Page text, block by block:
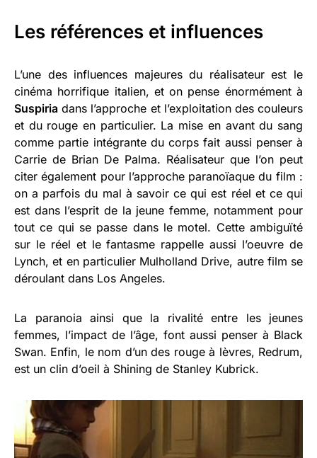
Les références et influences
L’une des influences majeures du réalisateur est le
cinéma horrifique italien, et on pense énormément à
Suspiria dans l’approche et l’exploitation des couleurs
et du rouge en particulier. La mise en avant du sang
comme partie intégrante du corps fait aussi penser à
Carrie de Brian De Palma. Réalisateur que l’on peut
citer également pour l’approche paranoïaque du film :
on a parfois du mal à savoir ce qui est réel et ce qui
est dans l’esprit de la jeune femme, notamment pour
tout ce qui se passe dans le motel. Cette ambiguïté
sur le réel et le fantasme rappelle aussi l’oeuvre de
Lynch, et en particulier Mulholland Drive, autre film se
déroulant dans Los Angeles.
La paranoia ainsi que la rivalité entre les jeunes
femmes, l’impact de l’âge, font aussi penser à Black
Swan. Enfin, le nom d’un des rouge à lèvres, Redrum,
est un clin d’oeil à Shining de Stanley Kubrick.